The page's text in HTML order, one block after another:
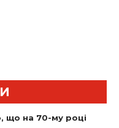
що на 70-му році